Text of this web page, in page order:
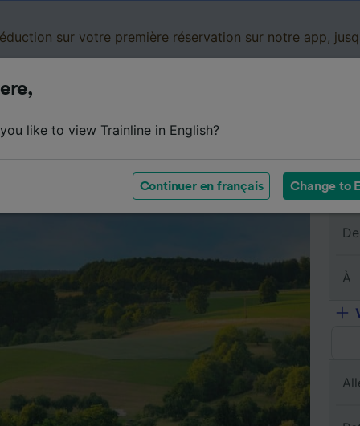
sur votre première réservation sur notre app,
De
À
like to view Trainline in English?
Continuer en français Change to